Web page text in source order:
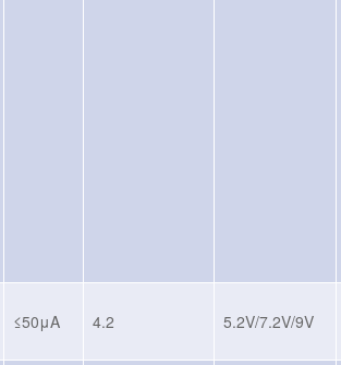
≤50μA 4.2 5.2V/7.2V/9V